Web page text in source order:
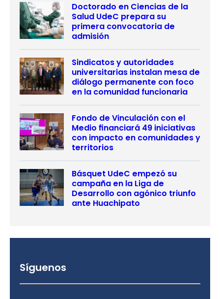
Doctorado en Ciencias de la
Salud UdeC prepara su
primera convocatoria de
admisión
Sindicatos y autoridades
universitarias instalan mesa de
diálogo permanente con foco
en la comunidad funcionaria
Fondo de Vinculación con el
Medio financiará 49 iniciativas
con impacto en comunidades y
territorios
Básquet UdeC empezó su
campaña en la Liga de
Desarrollo con agónico triunfo
ante Huachipato
Síguenos